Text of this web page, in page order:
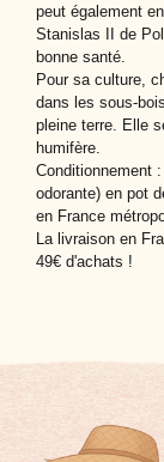
peut également
Stanislas II de
bonne santé.
Pour sa culture,
dans les sous-
pleine terre. Elle
humifère.
Conditionnement
odorante) en pot
en France
La livraison en
49€ d'achats !